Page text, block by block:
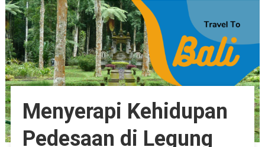
Menyerapi Kehidupan
Pedesaan di Legung